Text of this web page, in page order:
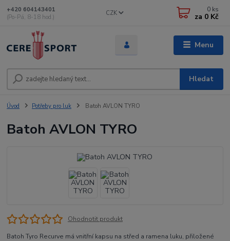
Menu
CZK
Hledat
+420 604143401
(Po-Pá, 8-18 hod.)
0 ks
za 0 Kč
Úvod Potřeby pro luk Batoh AVLON TYRO
Batoh AVLON TYRO
Ohodnotit produkt
Batoh Tyro Recurve má vnitřní kapsu na střed a ramena luku, přiložené